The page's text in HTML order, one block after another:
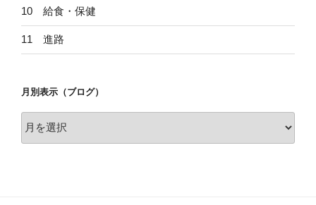
10 給食・保健
11 進路
月別表示（ブログ）
月
別